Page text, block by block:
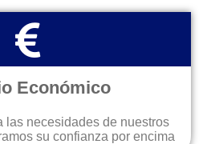
Económico
las necesidades de nuestros
su confianza por encima